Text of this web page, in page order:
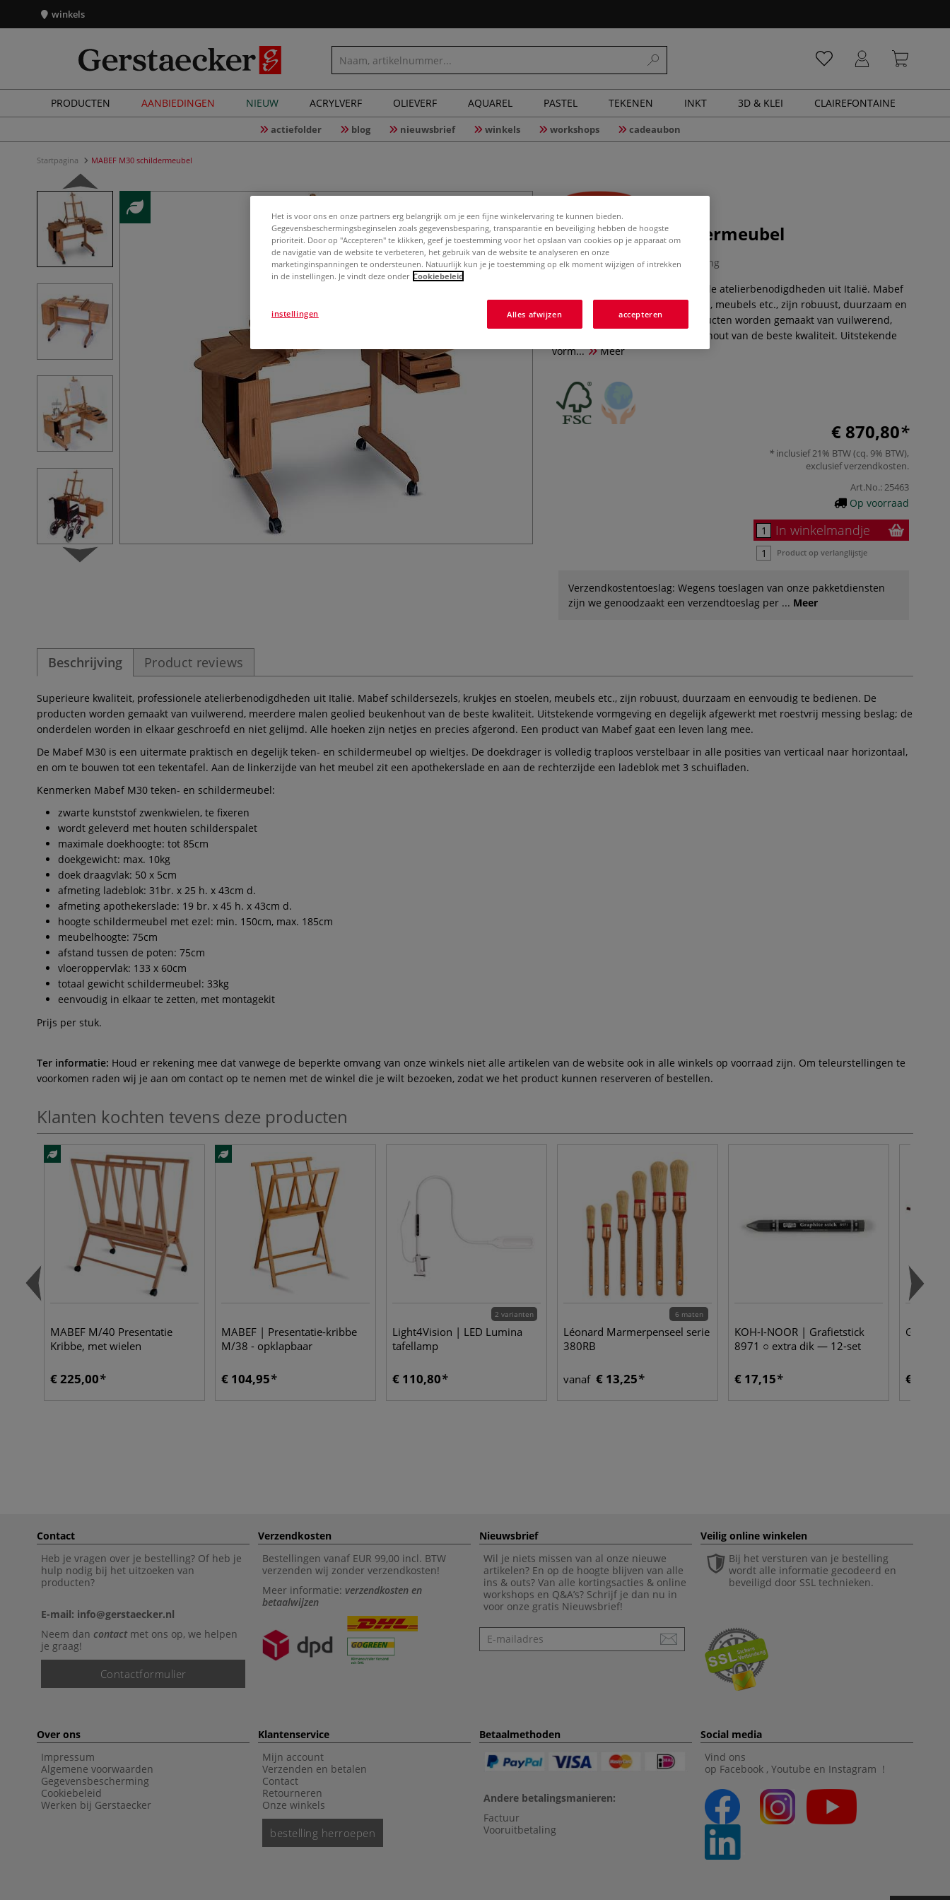
winkels
PRODUCTEN AANBIEDINGEN NIEUW ACRYLVERF OLIEVERF AQUAREL PASTEL TEKENEN INKT 3D & KLEI CLAIREFONTAINE
actiefolder blog nieuwsbrief winkels workshops cadeaubon
Startpagina MABEF M30 schildermeubel
MABEF M30 schildermeubel
0 Beoordeling
Superieure kwaliteit, professionele atelierbenodigdheden uit Italië. Mabef
schildersezels, krukjes en stoelen, meubels etc., zijn robuust, duurzaam en
eenvoudig te bedienen. De producten worden gemaakt van vuilwerend,
meerdere malen geolied beukenhout van de beste kwaliteit. Uitstekende
vorm...
Meer
€ 870,80
inclusief 21% BTW (cq. 9% BTW),
exclusiefverzendkosten.
Art.No.:25463
Op voorraad
In winkelmandje
Product op verlanglijstje
Verzendkostentoeslag: Wegens toeslagen van onze pakketdiensten
zijn we genoodzaakt een verzendtoeslag per ... Meer
Beschrijving Product reviews
Superieure kwaliteit, professionele atelierbenodigdheden uit Italië. Mabef schildersezels, krukjes en stoelen, meubels etc., zijn robuust, duurzaam en eenvoudig te bedienen. De
producten worden gemaakt van vuilwerend, meerdere malen geolied beukenhout van de beste kwaliteit. Uitstekende vormgeving en degelijk afgewerkt met roestvrij messing beslag; de
onderdelen worden in elkaar geschroefd en niet gelijmd. Alle hoeken zijn netjes en precies afgerond. Een product van Mabef gaat een leven lang mee.
De Mabef M30 is een uitermate praktisch en degelijk teken- en schildermeubel op wieltjes. De doekdrager is volledig traploos verstelbaar in alle posities van verticaal naar horizontaal,
en om te bouwen tot een tekentafel. Aan de linkerzijde van het meubel zit een apothekerslade en aan de rechterzijde een ladeblok met 3 schuifladen.
Kenmerken Mabef M30 teken- en schildermeubel:
zwarte kunststof zwenkwielen, te fixeren
wordt geleverd met houten schilderspalet
maximale doekhoogte: tot 85cm
doekgewicht: max. 10kg
doek draagvlak: 50 x 5cm
afmeting ladeblok: 31br. x 25 h. x 43cm d.
afmeting apothekerslade: 19 br. x 45 h. x 43cm d.
hoogte schildermeubel met ezel: min. 150cm, max. 185cm
meubelhoogte: 75cm
afstand tussen de poten: 75cm
vloeroppervlak: 133 x 60cm
totaal gewicht schildermeubel: 33kg
eenvoudig in elkaar te zetten, met montagekit
Prijs per stuk.
Ter informatie: Houd er rekening mee dat vanwege de beperkte omvang van onze winkels niet alle artikelen van de website ook in alle winkels op voorraad zijn. Om teleurstellingen te
voorkomen raden wij je aan om contact op te nemen met de winkel die je wilt bezoeken, zodat we het product kunnen reserveren of bestellen.
Klanten kochten tevens deze producten
MABEF M/40 Presentatie
Kribbe, met wielen
€ 225,00
MABEF | Presentatie-kribbe
M/38 - opklapbaar
€ 104,95
2 varianten
Light4Vision | LED Lumina
tafellamp
€ 110,80
6 maten
Léonard Marmerpenseel serie
380RB
vanaf € 13,25
KOH-I-NOOR | Grafietstick
8971 ○ extra dik — 12-set
€ 17,15 € 24,70
Contact
Heb je vragen over je bestelling? Of heb je
hulp nodig bij het uitzoeken van
producten?
E-mail: info@gerstaecker.nl
Neem dan contactmet ons op, we helpen
je graag!
Contactformulier
Verzendkosten
Bestellingen vanaf EUR 99,00 incl. BTW
verzenden wij zonder verzendkosten!
Meer informatie: verzendkosten en
betaalwijzen
Nieuwsbrief
Wil je niets missen van al onze nieuwe
artikelen? En op de hoogte blijven van alle
ins & outs? Van alle kortingsacties & online
workshops en Q&A’s? Schrijf je dan nu in
voor onze gratis Nieuwsbrief!
Nieuwsbrief
Veilig online winkelen
Bij het versturen van je bestelling
wordt alle informatie gecodeerd en
beveiligd door SSL technieken.
Over ons
Impressum
Algemene voorwaarden
Gegevensbescherming
Cookiebeleid
Werken bij Gerstaecker
Klantenservice
Mijn account
Verzenden en betalen
Contact
Retourneren
Onze winkels
bestelling herroepen
Betaalmethoden
Andere betalingsmanieren:
Factuur
Vooruitbetaling
Social media
Vind ons
op Facebook , Youtube en Instagram !
Het is voor ons en onze partners erg belangrijk om je een fijne winkelervaring te kunnen bieden.
Gegevensbeschermingsbeginselen zoals gegevensbesparing, transparantie en beveiliging hebben de hoogste
prioriteit. Door op "Accepteren" te klikken, geef je toestemming voor het opslaan van cookies op je apparaat om
de navigatie van de website te verbeteren, het gebruik van de website te analyseren en onze
marketinginspanningen te ondersteunen. Natuurlijk kun je je toestemming op elk moment wijzigen of intrekken
in de instellingen. Je vindt deze onder Cookiebeleid
Alles afwijzen accepteren
instellingen